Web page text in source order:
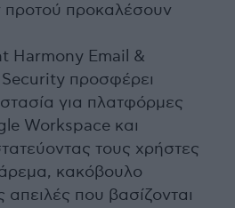
προκαλέσουν
Harmony Email &
προσφέρει
για πλατφόρμες
Workspace και
τους χρήστες
κακόβουλο
απειλές που βασίζονται